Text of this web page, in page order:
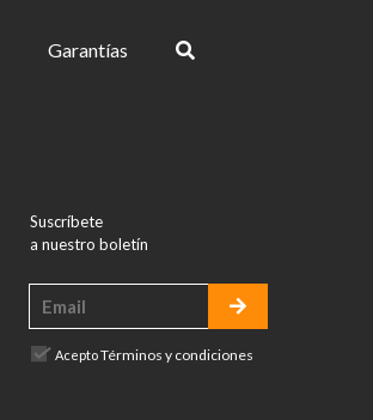
Garantías
Suscríbete
a nuestro boletín
AceptoTérminos y condiciones